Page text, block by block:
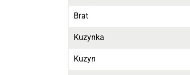
Brat
Kuzynka
Kuzyn